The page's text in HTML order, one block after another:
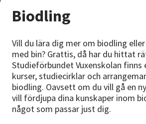
Lyssna
Biodling
Vill du lära dig mer om biodling
med bin? Grattis, då har du hittat
Studieförbundet Vuxenskolan
kurser, studiecirklar och
biodling. Oavsett om du vill gå en
vill fördjupa dina kunskaper inom
något som passar just dig.